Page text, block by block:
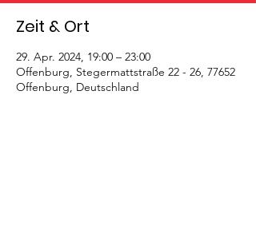
Zeit & Ort
29. Apr. 2024, 19:00 – 23:00
Offenburg, Stegermattstraße 22 - 26, 77652
Offenburg, Deutschland